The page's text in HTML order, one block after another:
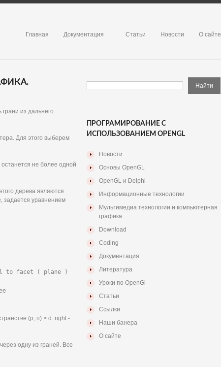
Главная Документация Статьи Новости О сайте
из дальнего
Для этого выберем
не более одной
дерева являются
задается уравнением
to facet ( plane )
(р, п) > d. right -
одну из граней. Все
ПРОГРАМИРОВАНИЕ С
ИСПОЛЬЗОВАНИЕМ OPENGL
Новости
Основы OpenGL
OpenGL и Delphi
Информационные технологии
Мультимедиа технологии и компьютерная
графика
Download
Coding
Документация
Литература
Уроки по OpenGl
Статьи
Ссылки
Наши банера
О сайте